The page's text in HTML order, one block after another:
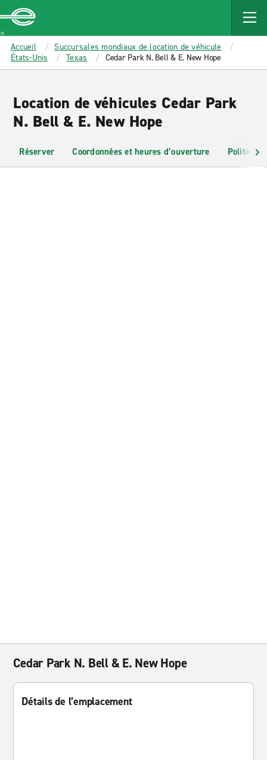
MAIN
CONTENT
Enterprise
Accueil
Succursales mondiaux de location de véhicule
États-Unis
Texas Cedar Park N. Bell & E. New Hope
Location de véhicules Cedar Park
N. Bell & E. New Hope
Réserver Coordonnées et heures d’ouverture Politiques
Cedar Park N. Bell & E. New Hope
Détails de l’emplacement